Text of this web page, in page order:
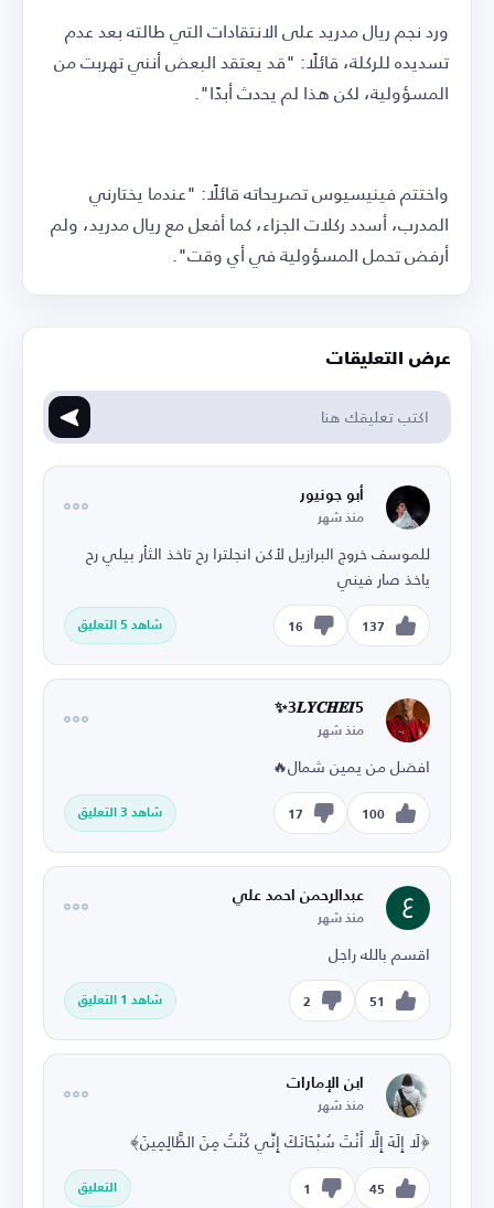
ورد نجم ريال مدريد على الانتقادات التي طالته بعد عدم
تسديده للركلة، قائلًا: "قد يعتقد البعض أنني تهربت من
المسؤولية، لكن هذا لم يحدث أبدًا".
واختتم فينيسيوس تصريحاته قائلًا: "عندما يختارني
المدرب، أسدد ركلات الجزاء، كما أفعل مع ريال مدريد، ولم
أرفض تحمل المسؤولية في أي وقت".
عرض التعليقات
أبو جونيور
منذ شهر
للموسف خروج البرازيل لأكن انجلترا رح تاخذ الثأر بيلي رح
ياخذ صار فيني
137
16 شاهد 5 التعليق
3𝑳𝒀𝑪𝑯𝑬𝑰5✨
منذ شهر
افضل من يمين شمال🔥
100
17 شاهد 3 التعليق
عبدالرحمن احمد علي
منذ شهر
اقسم بالله راجل
51
2 شاهد 1 التعليق
ابن الإمارات
منذ شهر
﴿لَا إِلَهَ إِلَّا أَنْتَ سُبْحَانَكَ إِنِّي كُنْتُ مِنَ الظَّالِمِينَ﴾
45
1 التعليق